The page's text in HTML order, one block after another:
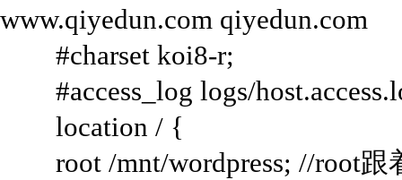
www.qiyedun.com qiyedun.com
#charset koi8-r;
#access_log logs/
location / {
root /mnt/wordpress; //root跟